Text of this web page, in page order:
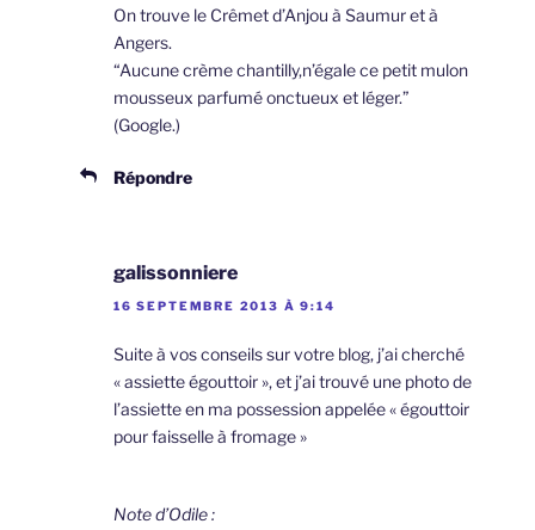
On trouve le Crêmet d’Anjou à Saumur et à
Angers.
“Aucune crème chantilly,n’égale ce petit mulon
mousseux parfumé onctueux et léger.”
(Google.)
Répondre
galissonniere
16 SEPTEMBRE 2013 À 9:14
Suite à vos conseils sur votre blog, j’ai cherché
« assiette égouttoir », et j’ai trouvé une photo de
l’assiette en ma possession appelée « égouttoir
pour faisselle à fromage »
Note d’Odile :